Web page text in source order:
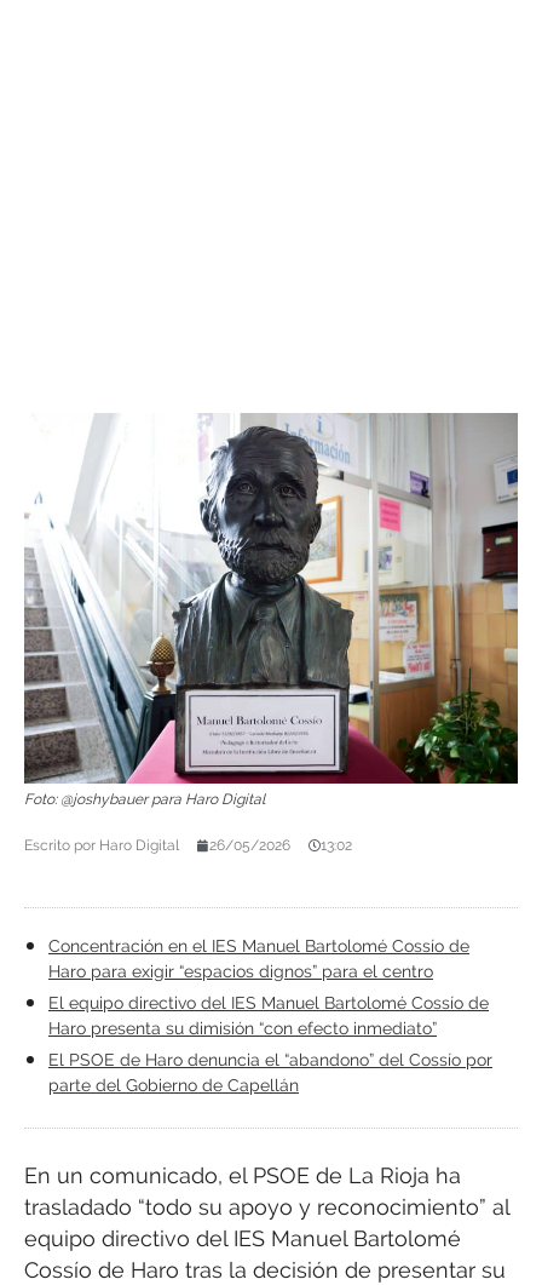
Foto: @joshybauer para Haro Digital
Escrito por Haro Digital 26/05/2026 13:02
Concentración en el IES Manuel Bartolomé Cossío de
Haro para exigir “espacios dignos” para el centro
El equipo directivo del IES Manuel Bartolomé Cossío de
Haro presenta su dimisión “con efecto inmediato”
El PSOE de Haro denuncia el “abandono” del Cossío por
parte del Gobierno de Capellán
En un comunicado, el PSOE de La Rioja ha
trasladado “todo su apoyo y reconocimiento” al
equipo directivo del IES Manuel Bartolomé
Cossío de Haro tras la decisión de presentar su